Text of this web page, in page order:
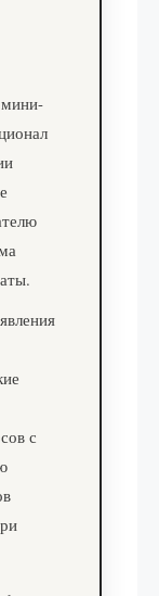
мини-
с